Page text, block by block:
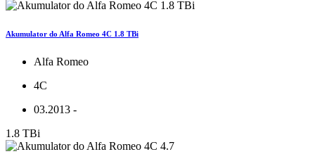
Akumulator do Alfa Romeo 4C 1.8 TBi
Alfa Romeo
4C
03.2013 -
1.8 TBi